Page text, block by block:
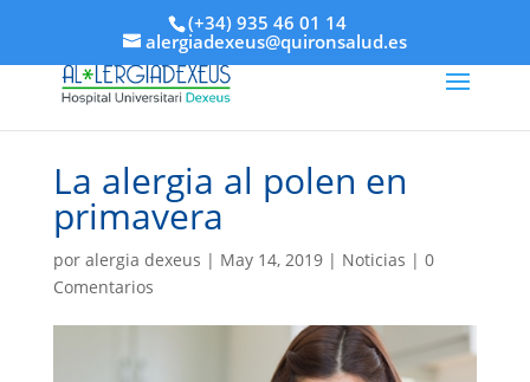
(+34) 935 46 01 14
alergiadexeus@quironsalud.es
La alergia al polen en
primavera
por alergia dexeus | May 14, 2019| Noticias | 0
Comentarios